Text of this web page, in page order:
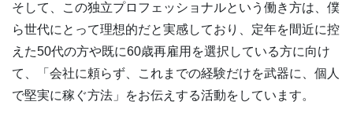
そして、この独立プロフェッショナルという働き方は、僕
ら世代にとって理想的だと実感しており、定年を間近に控
えた50代の方や既に60歳再雇用を選択している方に向け
て、「会社に頼らず、これまでの経験だけを武器に、個人
で堅実に稼ぐ方法」をお伝えする活動をしています。